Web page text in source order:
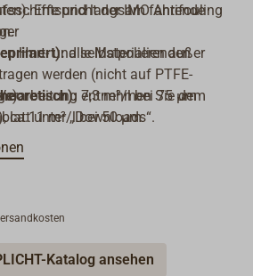
Entspricht der IMO Antifouling
Hart- und selbstpolierenden
werden (nicht auf PTFE-
und langsam fahrende
alle Materialien außer
7,3 m²/l bei 75 µm
ca.11m²/l bei 50 µm
21-06 (max. 3% empfohlen)
Pinsel, Rolle,
entnehmen Sie dem
unter „Downloads“.
Katalog ansehen